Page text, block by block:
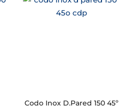
Codo Inox D.Pared 150 45º